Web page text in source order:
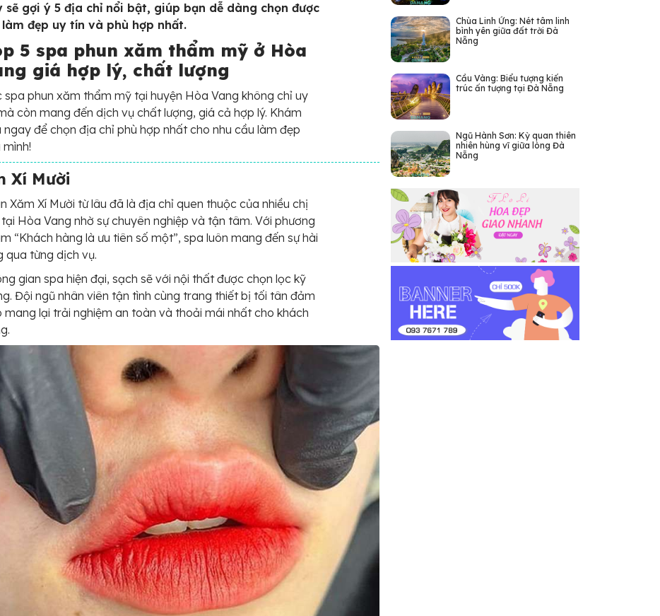
sẽ gợi ý 5 địa chỉ nổi bật, giúp bạn dễ dàng chọn được
làm đẹp uy tín và phù hợp nhất.
5 spa phun xăm thẩm mỹ ở Hòa
giá hợp lý, chất lượng
spa phun xăm thẩm mỹ tại huyện Hòa Vang không chỉ uy
còn mang đến dịch vụ chất lượng, giá cả hợp lý. Khám
ngay để chọn địa chỉ phù hợp nhất cho nhu cầu làm đẹp
Xí Mười
Xăm Xí Mười từ lâu đã là địa chỉ quen thuộc của nhiều chị
Hòa Vang nhờ sự chuyên nghiệp và tận tâm. Với phương
“Khách hàng là ưu tiên số một”, spa luôn mang đến sự hài
qua từng dịch vụ.
gian spa hiện đại, sạch sẽ với nội thất được chọn lọc kỹ
Đội ngũ nhân viên tận tình cùng trang thiết bị tối tân đảm
mang lại trải nghiệm an toàn và thoải mái nhất cho khách
Chùa Linh Ứng: Nét tâm linh
bình yên giữa đất trời Đà
Nẵng
Cầu Vàng: Biểu tượng kiến
trúc ấn tượng tại Đà Nẵng
Ngũ Hành Sơn: Kỳ quan thiên
nhiên hùng vĩ giữa lòng Đà
Nẵng